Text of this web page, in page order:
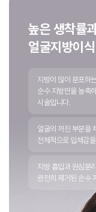
높은 생착률
얼굴지방이식
지방이 많이 분포하
순수 지방만을 농축
시술입니다.
얼굴의 꺼진 부분을
전체적으로 입체감
지방 흡입과 원심분
완전히 제거된 순수